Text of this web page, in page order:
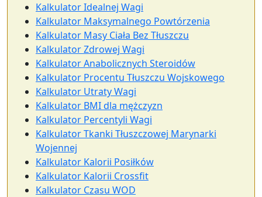
Kalkulator Idealnej Wagi
Kalkulator Maksymalnego Powtórzenia
Kalkulator Masy Ciała Bez Tłuszczu
Kalkulator Zdrowej Wagi
Kalkulator Anabolicznych Steroidów
Kalkulator Procentu Tłuszczu Wojskowego
Kalkulator Utraty Wagi
Kalkulator BMI dla mężczyzn
Kalkulator Percentyli Wagi
Kalkulator Tkanki Tłuszczowej Marynarki
Wojennej
Kalkulator Kalorii Posiłków
Kalkulator Kalorii Crossfit
Kalkulator Czasu WOD